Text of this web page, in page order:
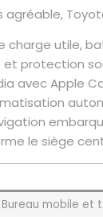
charge utile,
et protection
avec Apple
le siège
Bureau mobile et